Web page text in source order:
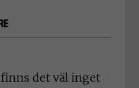
det väl inget